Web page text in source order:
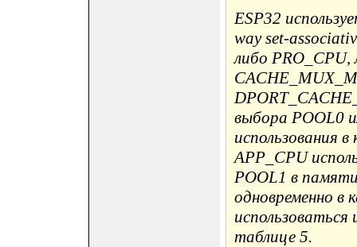
ESP32
way set-
либо
выбора POOL0
использования
APP_CPU
POOL1 в
одновременно в
таблице 5.